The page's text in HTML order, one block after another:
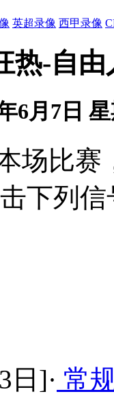
英超录像 西甲录像
热-自由
6月7日
场比
下列信
日]· 常